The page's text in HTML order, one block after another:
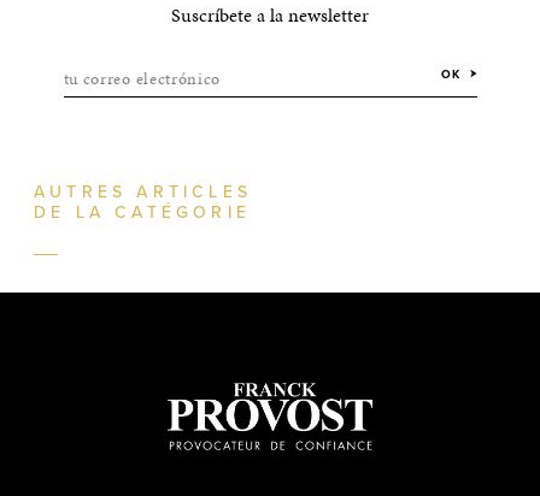
Suscríbete a la newsletter
tu correo electrónico OK
AUTRES ARTICLES
DE LA CATÉGORIE